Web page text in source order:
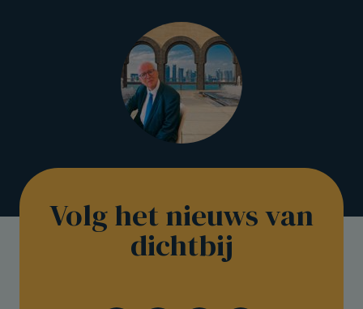
Volg het nieuws van
dichtbij